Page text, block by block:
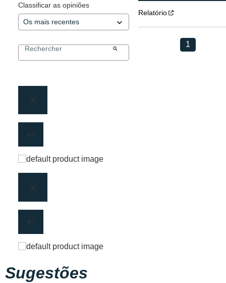
Classificar as opiniões
Relatório
1
Sugestões